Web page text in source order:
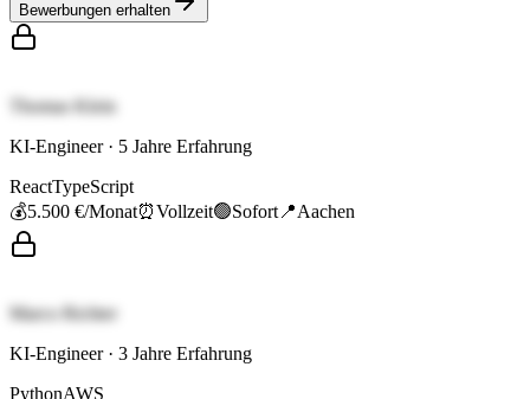
Bewerbungen erhalten
Thomas Klein
KI-Engineer· 5 Jahre Erfahrung
ReactTypeScript
💰5.500 €/Monat⏰Vollzeit🟢Sofort 📍Aachen
Marco Richter
KI-Engineer· 3 Jahre Erfahrung
PythonAWS